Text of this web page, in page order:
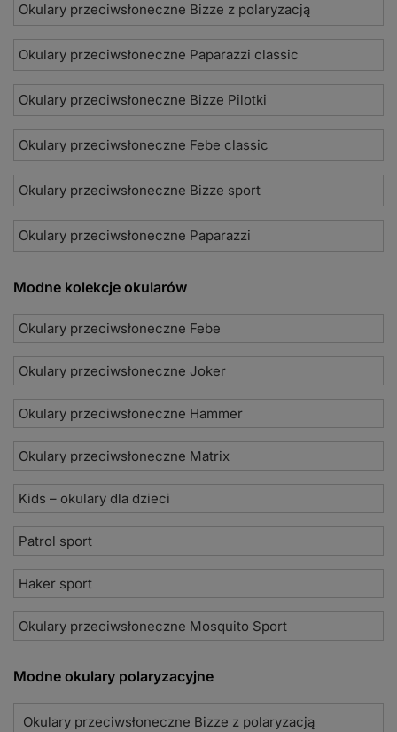
Okulary przeciwsłoneczne Bizze z polaryzacją
Okulary przeciwsłoneczne Paparazzi classic
Okulary przeciwsłoneczne Bizze Pilotki
Okulary przeciwsłoneczne Febe classic
Okulary przeciwsłoneczne Bizze sport
Okulary przeciwsłoneczne Paparazzi
Modne kolekcje okularów
Okulary przeciwsłoneczne Febe
Okulary przeciwsłoneczne Joker
Okulary przeciwsłoneczne Hammer
Okulary przeciwsłoneczne Matrix
Kids – okulary dla dzieci
Patrol sport
Haker sport
Okulary przeciwsłoneczne Mosquito Sport
Modne okulary polaryzacyjne
Okulary przeciwsłoneczne Bizze z polaryzacją